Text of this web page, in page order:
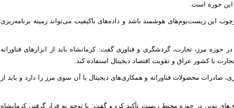
این حوزه است.
این زیست‌بوم‌های هوشمند باشد و داده‌های باکیفیت می‌تواند زمینه برنامه‌ریزی
حوزه مرز، تجارت، گردشگری و فناوری گفت: کرمانشاه باید از ابزارهای فناورانه
با کشور عراق و تقویت اقتصاد دیجیتال استفاده کند.
صادرات محصولات فناورانه و همکاری‌های دیجیتال با آن سوی مرز را دارد و باید از
نوین در حوزه محیط زیست تأکید کرد و گفت: با توجه به قرار گرفتن کرمانشاه